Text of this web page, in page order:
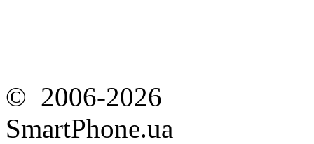
© 2006-2026
SmartPhone.ua